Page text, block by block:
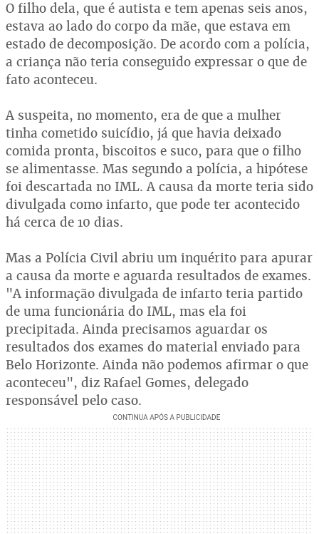
O filho dela, que é autista e tem apenas seis anos,
estava ao lado do corpo da mãe, que estava em
estado de decomposição. De acordo com a polícia,
a criança não teria conseguido expressar o que de
fato aconteceu.
A suspeita, no momento, era de que a mulher
tinha cometido suicídio, já que havia deixado
comida pronta, biscoitos e suco, para que o filho
se alimentasse. Mas segundo a polícia, a hipótese
foi descartada no IML. A causa da morte teria sido
divulgada como infarto, que pode ter acontecido
há cerca de 10 dias.
Mas a Polícia Civil abriu um inquérito para apurar
a causa da morte e aguarda resultados de exames.
"A informação divulgada de infarto teria partido
de uma funcionária do IML, mas ela foi
precipitada. Ainda precisamos aguardar os
resultados dos exames do material enviado para
Belo Horizonte. Ainda não podemos afirmar o que
aconteceu", diz Rafael Gomes, delegado
responsável pelo caso.